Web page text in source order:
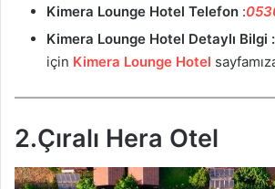
Kimera Lounge Hotel Telefon :
Kimera Lounge Hotel Detaylı Bilgi :
için Kimera Lounge Hotel
2.Çıralı Hera Otel